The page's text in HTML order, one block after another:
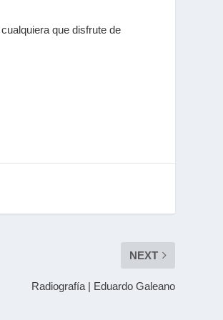
que disfrute de
NEXT
Radiografía | Eduardo Galeano